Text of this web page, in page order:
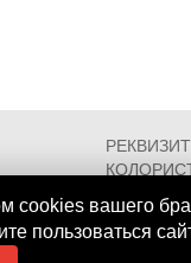
cookies вашего
пользоваться